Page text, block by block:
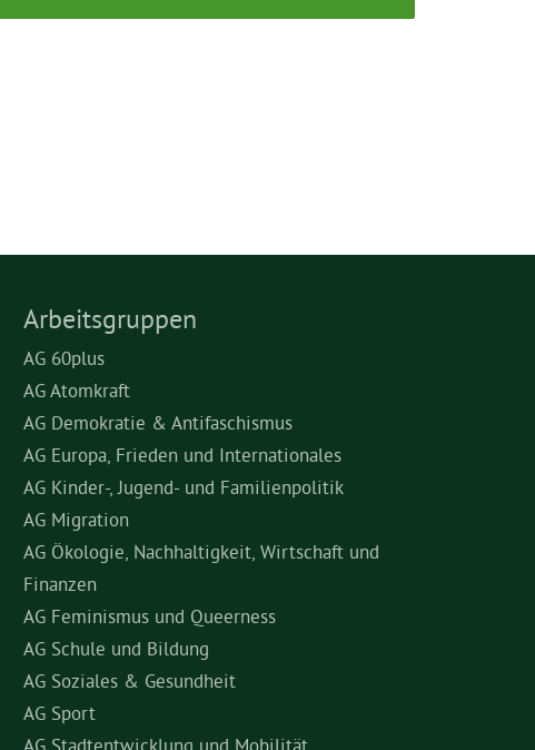
Arbeitsgruppen
AG 60plus
AG Atomkraft
AG Demokratie & Antifaschismus
AG Europa, Frieden und Internationales
AG Kinder-, Jugend- und Familienpolitik
AG Migration
AG Ökologie, Nachhaltigkeit, Wirtschaft und
Finanzen
AG Feminismus und Queerness
AG Schule und Bildung
AG Soziales & Gesundheit
AG Sport
AG Stadtentwicklung und Mobilität